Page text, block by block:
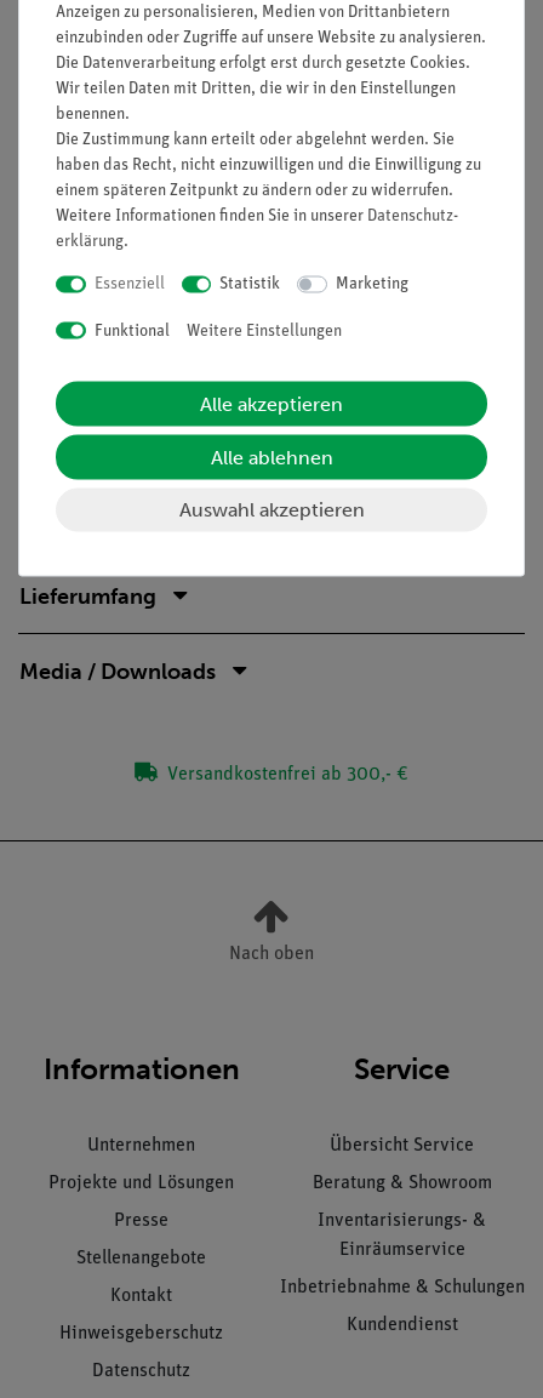
Beschreibung
Prinzip
In diesem Versuch wird zunächst die Erwärmung des Wassers
gemessen, um daraus die Heizleistung des Brenners zu
bestimmten Wassermenge erforderliche Wärmemenge
berechnet werden.
Echtes Stativmaterial für besonders stabilen und damit
RiSU-konformer Bunsenbrenner im Zubehör erhältlich
Schülergerechte Anleitungen inklusive Protokollfragen
Lieferumfang
Media / Downloads
Versandkostenfrei ab 300,- €
Nach oben
Informationen
Unternehmen
Projekte und Lösungen
Presse
Stellenangebote
Kontakt
Hinweisgeberschutz
Datenschutz
Service
Übersicht Service
Beratung & Showroom
Inventarisierungs- &
Einräumservice
Inbetriebnahme & Schulungen
Kundendienst
Anzeigen zu personalisieren, Medien von Drittanbietern
einzubinden oder Zugriffe auf unsere Website zu analysieren.
Die Datenverarbeitung erfolgt erst durch gesetzte Cookies.
Wir teilen Daten mit Dritten, die wir in den Einstellungen
benennen.
Die Zustimmung kann erteilt oder abgelehnt werden. Sie
haben das Recht, nicht einzuwilligen und die Einwilligung zu
einem späteren Zeitpunkt zu ändern oder zu widerrufen.
Weitere Informationen finden Sie in unserer Daten­schutz­
erklärung.
Essenziell Statistik Marketing
Funktional Weitere Einstellungen
Alle akzeptieren
Alle ablehnen
Auswahl akzeptieren